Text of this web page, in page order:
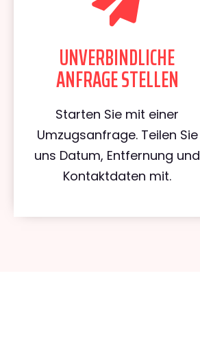
UNVERBINDLICHE
ANFRAGE STELLEN
Starten Sie mit einer
Umzugsanfrage. Teilen Sie
uns Datum, Entfernung und
Kontaktdaten mit.